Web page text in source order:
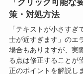
策・対処方法
「テキストが小さす
士が近すぎます」のエ
場合もありますが、実
る点は修正することが
正のポイントを解説し